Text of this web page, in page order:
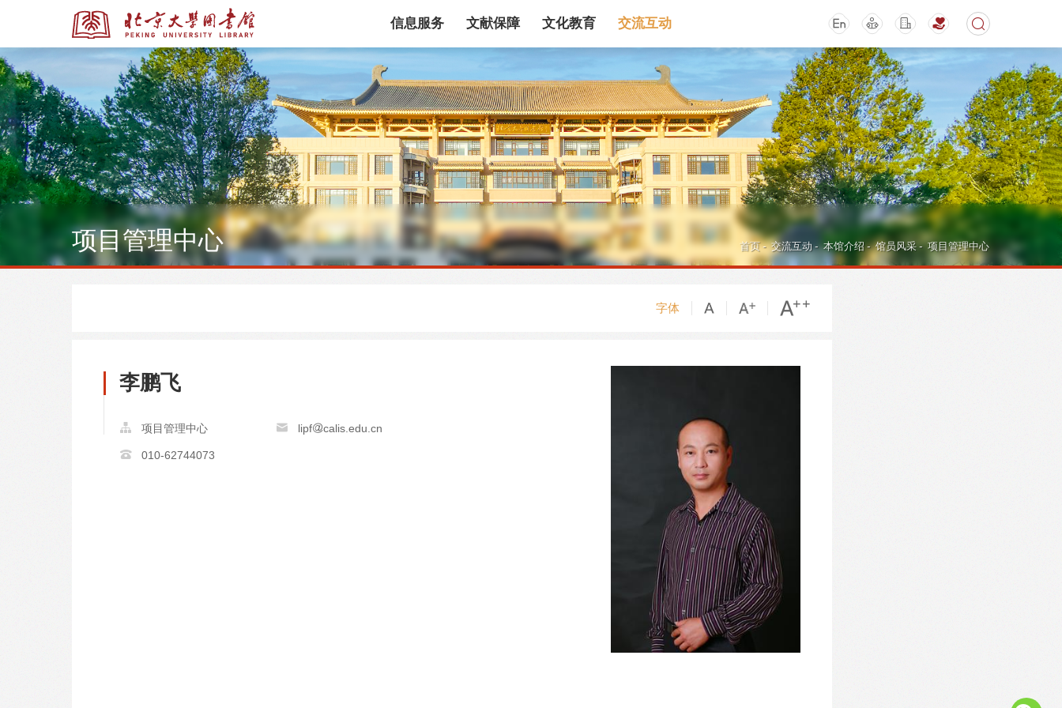
全部资源
全部资源 馆藏目录 论文、书、报告 数据库 电子图书和电子期刊
多媒体资源 机构知识库 馆际互借 新书通报 专利数据 活动讲座
信息服务 文献保障 文化教育 交流互动
首页 - 交流互动 - 本馆介绍 - 馆员风采 - 项目管理中心
项目管理中心
字体
李鹏飞
项目管理中心 lipf calis.edu.cn
010-62744073